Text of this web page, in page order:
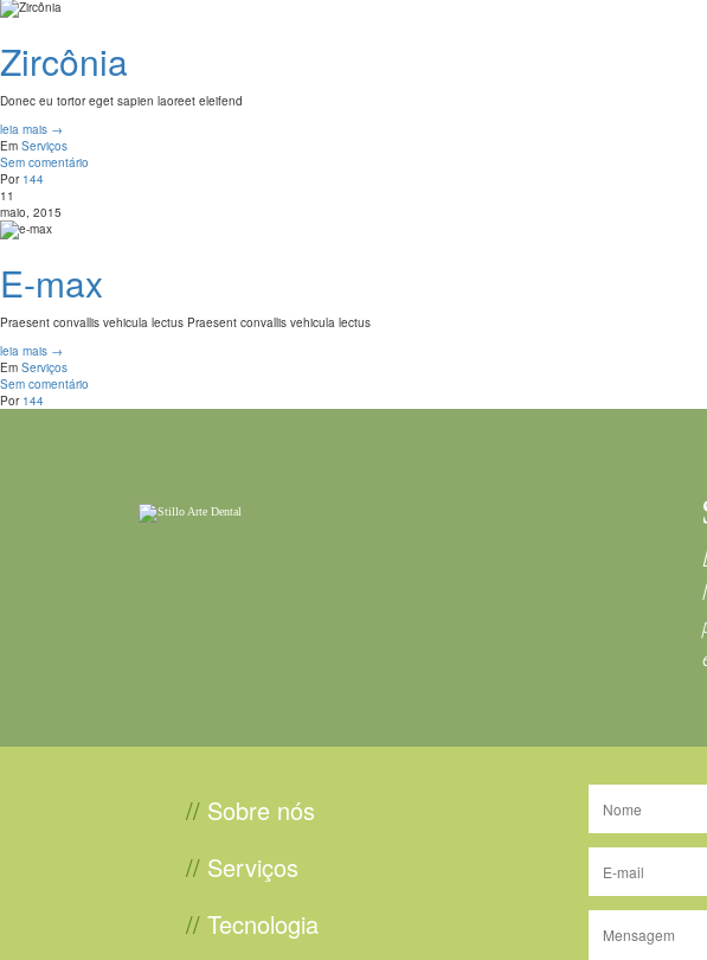
Zircônia
Donec eu tortor eget sapien laoreet eleifend
leia mais →
Em Serviços
Sem comentário
Por 144
11
maio, 2015
E-max
Praesent convallis vehicula lectus Praesent convallis vehicula lectus
leia mais →
Em Serviços
Sem comentário
Por 144
// Sobre nós
// Serviços
// Tecnologia